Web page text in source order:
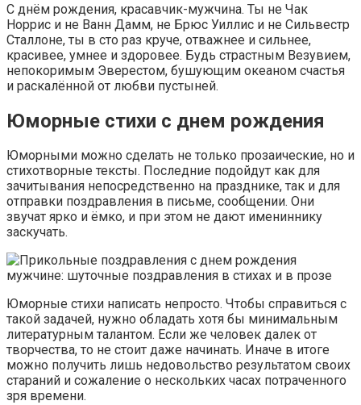
С днём рождения, красавчик-мужчина. Ты не Чак
Норрис и не Ванн Дамм, не Брюс Уиллис и не Сильвестр
Сталлоне, ты в сто раз круче, отважнее и сильнее,
красивее, умнее и здоровее. Будь страстным Везувием,
непокоримым Эверестом, бушующим океаном счастья
и раскалённой от любви пустыней.
Юморные стихи с днем рождения
Юморными можно сделать не только прозаические, но и
стихотворные тексты. Последние подойдут как для
зачитывания непосредственно на празднике, так и для
отправки поздравления в письме, сообщении. Они
звучат ярко и ёмко, и при этом не дают имениннику
заскучать.
Юморные стихи написать непросто. Чтобы справиться с
такой задачей, нужно обладать хотя бы минимальным
литературным талантом. Если же человек далек от
творчества, то не стоит даже начинать. Иначе в итоге
можно получить лишь недовольство результатом своих
стараний и сожаление о нескольких часах потраченного
зря времени.